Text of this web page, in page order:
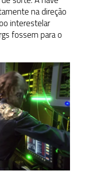
na direção
interestelar
fossem para o